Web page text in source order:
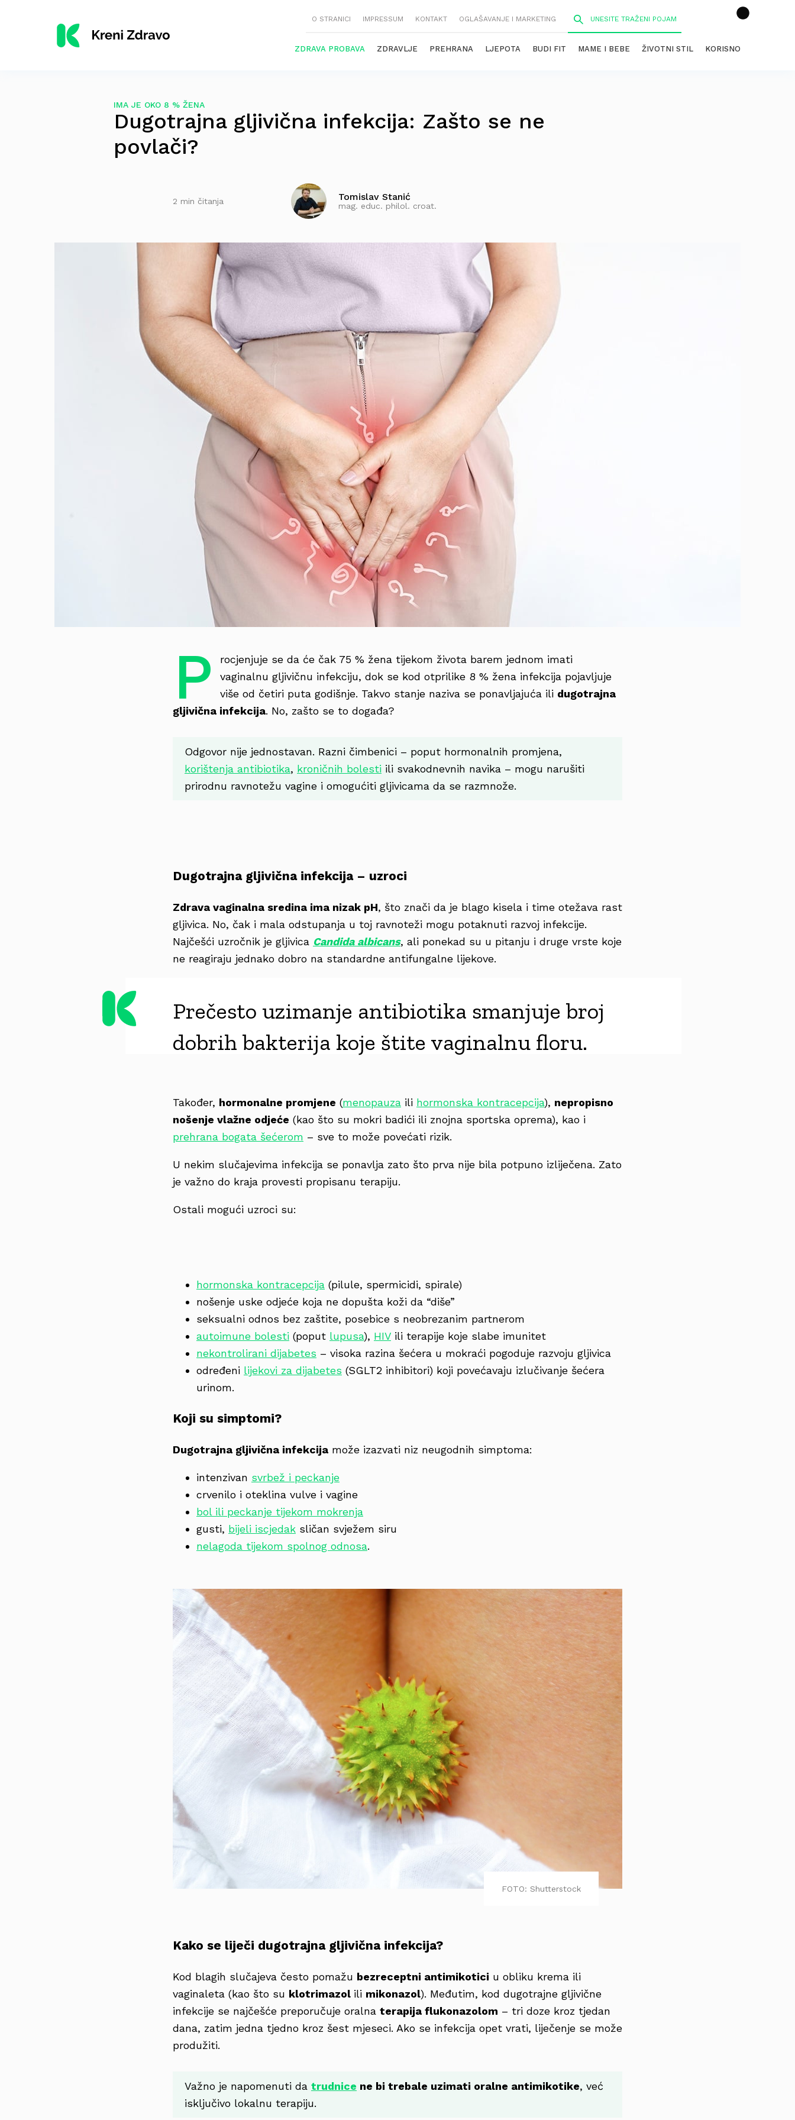
O STRANICI IMPRESSUM KONTAKT OGLAŠAVANJE I MARKETING
ZDRAVA PROBAVA ZDRAVLJE PREHRANA LJEPOTA BUDI FIT MAME I BEBE ŽIVOTNI STIL KORISNO
IMA JE OKO 8 % ŽENA
Dugotrajna gljivična infekcija: Zašto se ne
povlači?
2 min čitanja Tomislav Stanić
mag. educ. philol. croat.
P
rocjenjuje se da će čak 75 % žena tijekom života barem jednom imati
vaginalnu gljivičnu infekciju, dok se kod otprilike 8 % žena infekcija pojavljuje
više od četiri puta godišnje. Takvo stanje naziva se ponavljajuća ili dugotrajna
gljivična infekcija. No, zašto se to događa?
Odgovor nije jednostavan. Razni čimbenici – poput hormonalnih promjena,
korištenja antibiotika, kroničnih bolesti ili svakodnevnih navika – mogu narušiti
prirodnu ravnotežu vagine i omogućiti gljivicama da se razmnože.
Dugotrajna gljivična infekcija – uzroci
Zdrava vaginalna sredina ima nizak pH, što znači da je blago kisela i time otežava rast
gljivica. No, čak i mala odstupanja u toj ravnoteži mogu potaknuti razvoj infekcije.
Najčešći uzročnik je gljivica Candida albicans, ali ponekad su u pitanju i druge vrste koje
ne reagiraju jednako dobro na standardne antifungalne lijekove.
Prečesto uzimanje antibiotika smanjuje broj
dobrih bakterija koje štite vaginalnu floru.
Također, hormonalne promjene (menopauza ili hormonska kontracepcija), nepropisno
nošenje vlažne odjeće (kao što su mokri badići ili znojna sportska oprema), kao i
prehrana bogata šećerom – sve to može povećati rizik.
U nekim slučajevima infekcija se ponavlja zato što prva nije bila potpuno izliječena. Zato
je važno do kraja provesti propisanu terapiju.
Ostali mogući uzroci su:
hormonska kontracepcija (pilule, spermicidi, spirale)
nošenje uske odjeće koja ne dopušta koži da “diše”
seksualni odnos bez zaštite, posebice s neobrezanim partnerom
autoimune bolesti (poput lupusa), HIV ili terapije koje slabe imunitet
nekontrolirani dijabetes – visoka razina šećera u mokraći pogoduje razvoju gljivica
određeni lijekovi za dijabetes (SGLT2 inhibitori) koji povećavaju izlučivanje šećera
urinom.
Koji su simptomi?
Dugotrajna gljivična infekcija može izazvati niz neugodnih simptoma:
intenzivan svrbež i peckanje
crvenilo i oteklina vulve i vagine
bol ili peckanje tijekom mokrenja
gusti, bijeli iscjedak sličan svježem siru
nelagoda tijekom spolnog odnosa.
FOTO: Shutterstock
Kako se liječi dugotrajna gljivična infekcija?
Kod blagih slučajeva često pomažu bezreceptni antimikotici u obliku krema ili
vaginaleta (kao što su klotrimazol ili mikonazol). Međutim, kod dugotrajne gljivične
infekcije se najčešće preporučuje oralna terapija flukonazolom – tri doze kroz tjedan
dana, zatim jedna tjedno kroz šest mjeseci. Ako se infekcija opet vrati, liječenje se može
produžiti.
Važno je napomenuti da trudnice ne bi trebale uzimati oralne antimikotike, već
isključivo lokalnu terapiju.